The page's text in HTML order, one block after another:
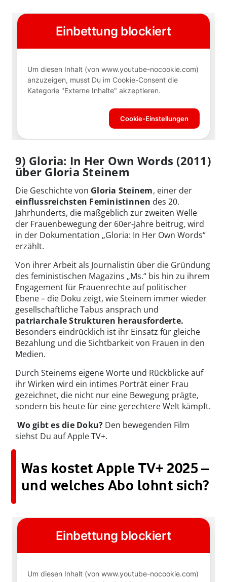
9) Gloria: In Her Own Words (2011)
über Gloria Steinem
Die Geschichte von Gloria Steinem, einer der
einflussreichsten Feministinnen des 20.
Jahrhunderts, die maßgeblich zur zweiten Welle
der Frauenbewegung der 60er-Jahre beitrug, wird
in der Dokumentation „Gloria: In Her Own Words“
erzählt.
Von ihrer Arbeit als Journalistin über die Gründung
des feministischen Magazins „Ms.“ bis hin zu ihrem
Engagement für Frauenrechte auf politischer
Ebene – die Doku zeigt, wie Steinem immer wieder
gesellschaftliche Tabus ansprach und
patriarchale Strukturen herausforderte.
Besonders eindrücklich ist ihr Einsatz für gleiche
Bezahlung und die Sichtbarkeit von Frauen in den
Medien.
Durch Steinems eigene Worte und Rückblicke auf
ihr Wirken wird ein intimes Porträt einer Frau
gezeichnet, die nicht nur eine Bewegung prägte,
sondern bis heute für eine gerechtere Welt kämpft.
Wo gibt es die Doku? Den bewegenden Film
siehst Du auf Apple TV+.
Was kostet Apple TV+ 2025 –
und welches Abo lohnt sich?